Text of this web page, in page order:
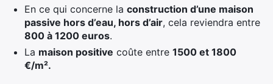
En ce qui concerne la construction d’une maison
passive hors d’eau, hors d’air, cela reviendra entre
800 à 1200 euros.
La maison positive coûte entre 1500 et 1800
€/m².